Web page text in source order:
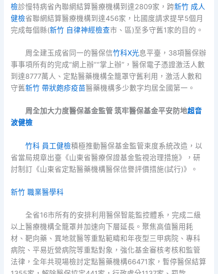
檢診慢特病省內聯網結算醫療機構到達2809家，跨新竹 成人
健檢省聯網結算醫療機構到達456家，比國度請求提早5個月
完成每個縣(新竹 自律神經檢查市、區)至多守舊1家的目的。
周全建玉成省同一的醫保信竹科X光息平臺，38項醫保辦
事事項所有的完成“網上辦”“掌上辦”，醫保電子憑證激活人數
到達8777萬人、定點醫藥機構全籠罩守舊利用，激活人數和
守舊新竹 帶狀皰疹疫苗醫藥機構多少數字均居全國第一。
周全加大力度醫保基金監管 筑牢醫保基金平安防地超音
波健檢
竹科 員工健檢積極推動醫保基金監管束度系統改造，以
省當局規章出臺《山東省醫療保證基金監視治理措施》，研
討制訂《山東省定點醫藥機構醫保信譽評價措施(試行)》。
新竹 職業醫學科
全省16市所有的安排利用醫保智能監控體系，完成二級
以上醫療機構全籠罩并加速向下層延長。聚焦高值醫用耗
材、靶向藥、異地就醫等重點範疇和年夜型三甲病院、專科
病院、平易近營病院等重點對象，強化基金審核考核和監管
法律，全年共現場檢討定點醫藥機構66471家，暫停醫保結算